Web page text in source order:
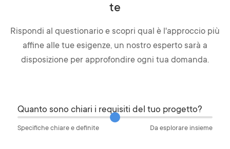
te
Rispondi al questionario e scopri qual è l'approccio più
affine alle tue esigenze, un nostro esperto sarà a
disposizione per approfondire ogni tua domanda.
Quanto sono chiari i requisiti del tuo progetto?
Specifiche chiare e definite Da esplorare insieme